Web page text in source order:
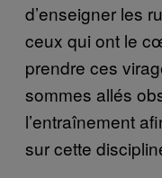
d’enseigner les
ceux qui ont le
prendre ces
sommes allés
l’entraînement
sur cette